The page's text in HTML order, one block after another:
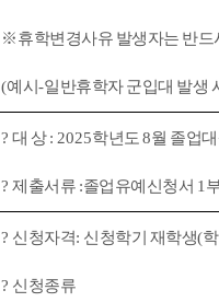
※휴학변경사유 발생자는 반
(예시-일반휴학자 군입대 발생
?대 상: 2025학년도8월 졸업
?제출서류 :졸업유예신청서 1
? 신청자격: 신청학기 재학생(
? 신청종류